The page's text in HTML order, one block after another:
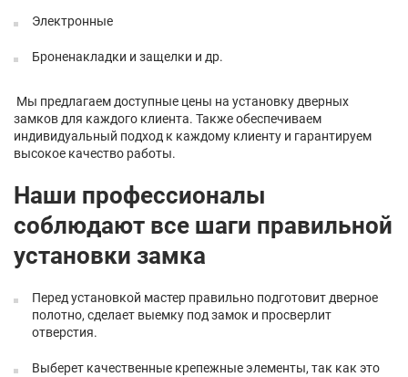
Электронные
Броненакладки и защелки и др.
Мы предлагаем доступные цены на установку дверных
замков для каждого клиента. Также обеспечиваем
индивидуальный подход к каждому клиенту и гарантируем
высокое качество работы.
Наши профессионалы
соблюдают все шаги правильной
установки замка
Перед установкой мастер правильно подготовит дверное
полотно, сделает выемку под замок и просверлит
отверстия.
Выберет качественные крепежные элементы, так как это